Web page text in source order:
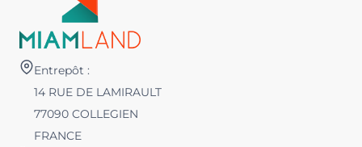
Entrepôt :
14 RUE DE LAMIRAULT
77090 COLLEGIEN
FRANCE